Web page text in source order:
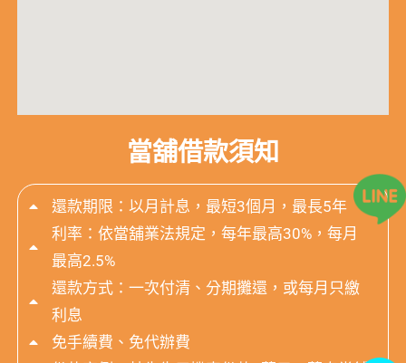
當舖借款須知
還款期限：以月計息，最短3個月，最長5年
利率：依當舖業法規定，每年最高30%，每月
最高2.5%
還款方式：一次付清、分期攤還，或每月只繳
利息
免手續費、免代辦費